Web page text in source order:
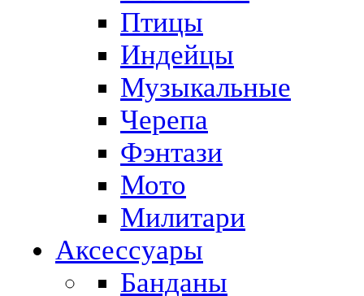
Птицы
Индейцы
Музыкальные
Черепа
Фэнтази
Мото
Милитари
Аксессуары
Банданы